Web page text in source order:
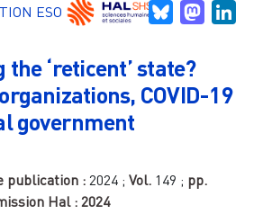
ESO Bluesky
‘reticent’ state?
COVID-19
government
publication : 2024 ; Vol. 149 ; pp.
Hal : 2024